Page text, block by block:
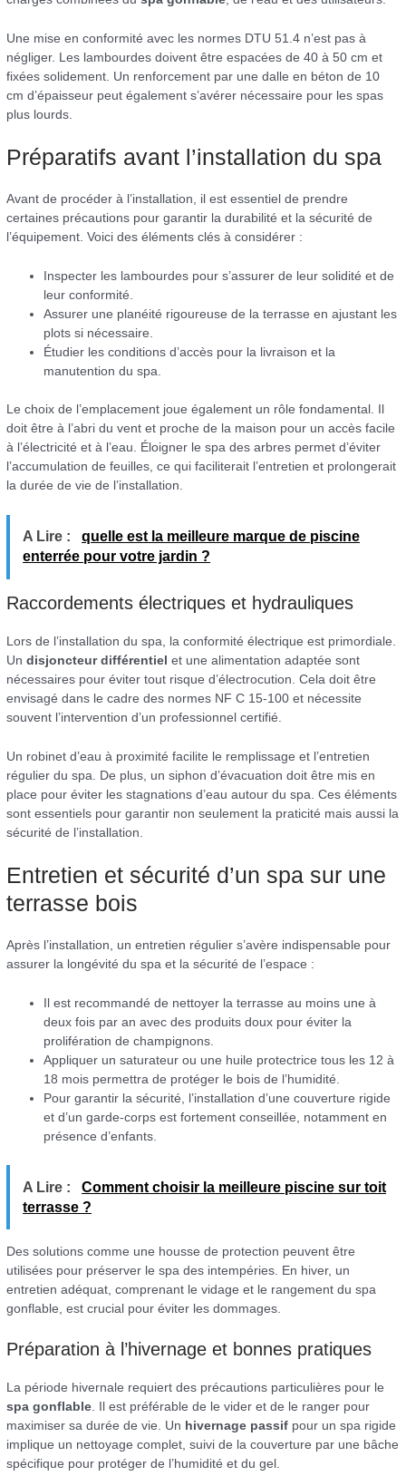
Une mise en conformité avec les normes DTU 51.4 n’est pas à
négliger. Les lambourdes doivent être espacées de 40 à 50 cm et
fixées solidement. Un renforcement par une dalle en béton de 10
cm d’épaisseur peut également s’avérer nécessaire pour les spas
plus lourds.
Préparatifs avant l’installation du spa
Avant de procéder à l’installation, il est essentiel de prendre
certaines précautions pour garantir la durabilité et la sécurité de
l’équipement. Voici des éléments clés à considérer :
Inspecter les lambourdes pour s’assurer de leur solidité et de
leur conformité.
Assurer une planéité rigoureuse de la terrasse en ajustant les
plots si nécessaire.
Étudier les conditions d’accès pour la livraison et la
manutention du spa.
Le choix de l’emplacement joue également un rôle fondamental. Il
doit être à l’abri du vent et proche de la maison pour un accès facile
à l’électricité et à l’eau. Éloigner le spa des arbres permet d’éviter
l’accumulation de feuilles, ce qui faciliterait l’entretien et prolongerait
la durée de vie de l’installation.
A Lire :
quelle est la meilleure marque de piscine
enterrée pour votre jardin ?
Raccordements électriques et hydrauliques
Lors de l’installation du spa, la conformité électrique est primordiale.
Undisjoncteur différentiel et une alimentation adaptée sont
nécessaires pour éviter tout risque d’électrocution. Cela doit être
envisagé dans le cadre des normes NF C 15-100 et nécessite
souvent l’intervention d’un professionnel certifié.
Un robinet d’eau à proximité facilite le remplissage et l’entretien
régulier du spa. De plus, un siphon d’évacuation doit être mis en
place pour éviter les stagnations d’eau autour du spa. Ces éléments
sont essentiels pour garantir non seulement la praticité mais aussi la
sécurité de l’installation.
Entretien et sécurité d’un spa sur une
terrasse bois
Après l’installation, un entretien régulier s’avère indispensable pour
assurer la longévité du spa et la sécurité de l’espace :
Il est recommandé de nettoyer la terrasse au moins une à
deux fois par an avec des produits doux pour éviter la
prolifération de champignons.
Appliquer un saturateur ou une huile protectrice tous les 12 à
18 mois permettra de protéger le bois de l’humidité.
Pour garantir la sécurité, l’installation d’une couverture rigide
et d’un garde-corps est fortement conseillée, notamment en
présence d’enfants.
A Lire :
Comment choisir la meilleure piscine sur toit
terrasse ?
Des solutions comme une housse de protection peuvent être
utilisées pour préserver le spa des intempéries. En hiver, un
entretien adéquat, comprenant le vidage et le rangement du spa
gonflable, est crucial pour éviter les dommages.
Préparation à l’hivernage et bonnes pratiques
La période hivernale requiert des précautions particulières pour le
spa gonflable . Il est préférable de le vider et de le ranger pour
maximiser sa durée de vie. Un hivernage passif pour un spa rigide
implique un nettoyage complet, suivi de la couverture par une bâche
spécifique pour protéger de l’humidité et du gel.